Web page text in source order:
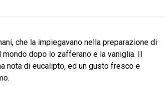
che la impiegavano nella preparazione di
dopo lo zafferano e la vaniglia. Il
nota di eucalipto, ed un gusto fresco e